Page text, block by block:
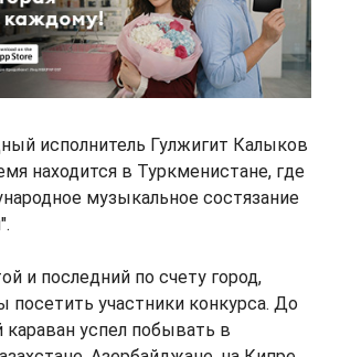
исполнитель Гулжигит Калыков
находится в Туркменистане, где
музыкальное состязание
и последний по счету город,
участники конкурса. До
караван успел побывать в